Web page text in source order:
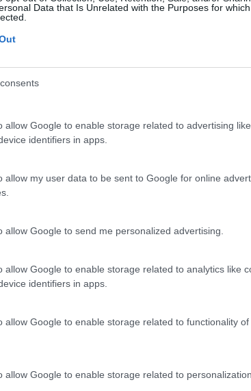
Data that Is Unrelated with the Purposes for
allow Google to enable storage related to advertising
identifiers in apps.
allow my user data to be sent to Google for online
allow Google to send me personalized advertising.
allow Google to enable storage related to analytics like
identifiers in apps.
allow Google to enable storage related to functionality
allow Google to enable storage related to personalization.
E BIG DATA: POR
A CAPACITAÇÃO
ANALISE DE